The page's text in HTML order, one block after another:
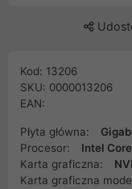
Kod: 13206
SKU: 0000013206
EAN:
Płyta główna:
Procesor:
Intel
Karta graficzna:
Karta graficzna